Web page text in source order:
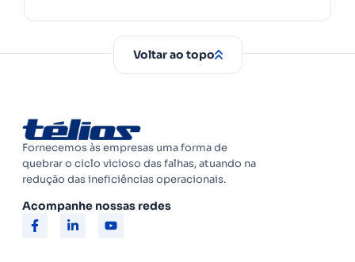
Voltar ao topo
Fornecemos às empresas uma forma de
quebrar o ciclo vicioso das falhas, atuando na
redução das ineficiências operacionais.
Acompanhe nossas redes